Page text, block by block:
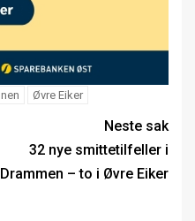
Øvre Eiker
Neste sak
32 nye smittetilfeller i
Drammen – to i Øvre Eiker